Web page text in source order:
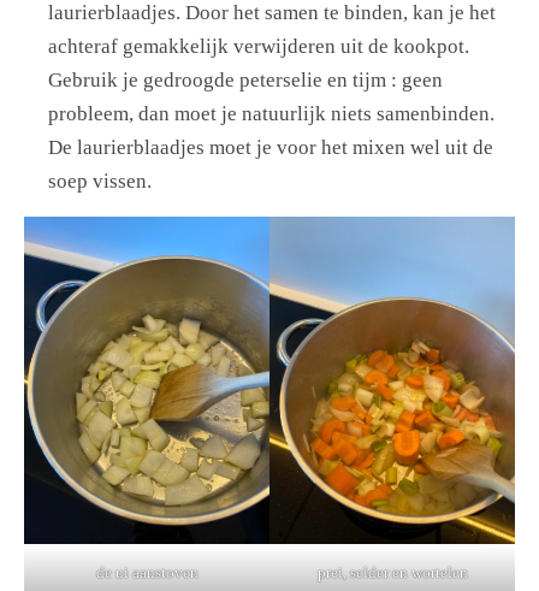
laurierblaadjes. Door het samen te binden, kan je het
achteraf gemakkelijk verwijderen uit de kookpot.
Gebruik je gedroogde peterselie en tijm : geen
probleem, dan moet je natuurlijk niets samenbinden.
De laurierblaadjes moet je voor het mixen wel uit de
soep vissen.
de ui aanstoven
prei, selder en wortelen